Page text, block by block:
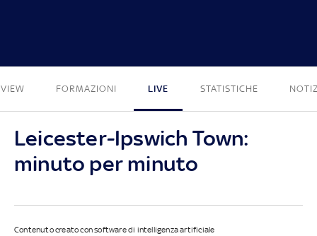
FORMAZIONI LIVE STATISTICHE
Leicester-Ipswich Town:
minuto per minuto
Contenuto creato con software di intelligenza artificiale